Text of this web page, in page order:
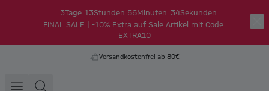
3Tage 13Stunden 56Minuten 34Sekunden
FINAL SALE | -10% Extra auf Sale Artikel mit Code:
EXTRA10
Versandkostenfrei ab 80€